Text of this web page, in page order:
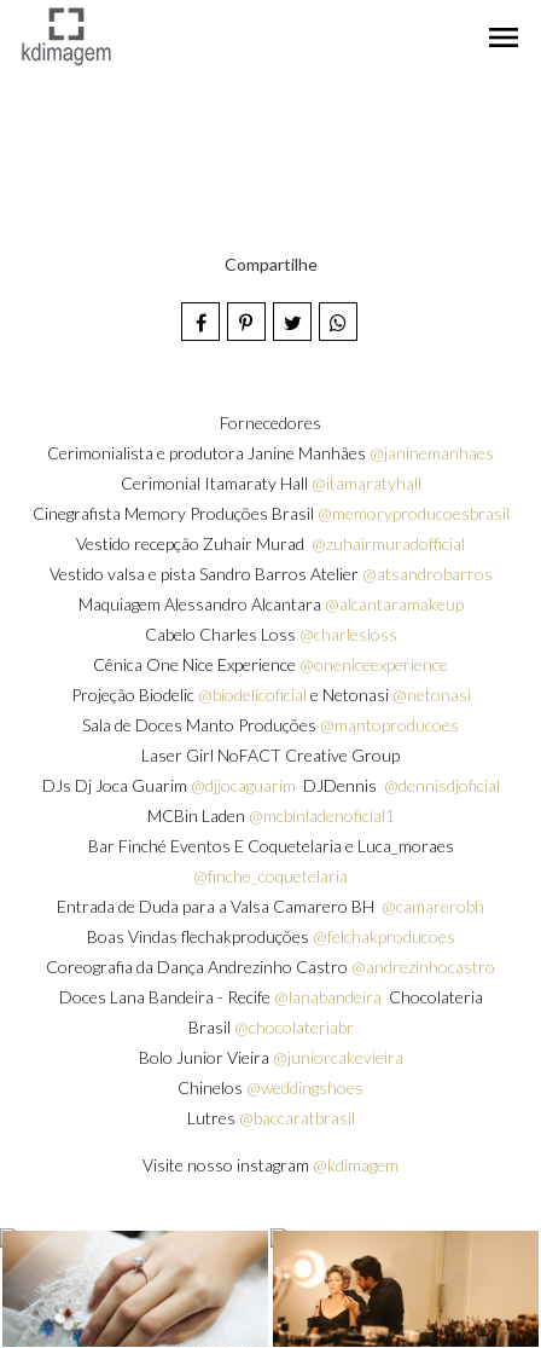
menu
Compartilhe
Fornecedores
Cerimonialista e produtora Janine Manhães @janinemanhaes
Cerimonial Itamaraty Hall @itamaratyhall
Cinegrafista Memory Produções Brasil @memoryproducoesbrasil
Vestido recepção Zuhair Murad @zuhairmuradofficial
Vestido valsa e pista Sandro Barros Atelier @atsandrobarros
Maquiagem Alessandro Alcantara @alcantaramakeup
Cabelo Charles Loss @charlesloss
Cênica One Nice Experience @oneniceexperience
Projeção Biodelic @biodelicoficial e Netonasi @netonasi
Sala de Doces Manto Produções @mantoproducoes
Laser Girl NoFACT Creative Group
DJs Dj Joca Guarim @djjocaguarim DJDennis @dennisdjoficial
MCBin Laden @mcbinladenoficial1
Bar Finché Eventos E Coquetelaria e Luca_moraes
@finche_coquetelaria
Entrada de Duda para a Valsa Camarero BH @camarerobh
Boas Vindas flechakproduções @felchakproducoes
Coreografia da Dança Andrezinho Castro @andrezinhocastro
Doces Lana Bandeira - Recife @lanabandeira Chocolateria
Brasil @chocolateriabr
Bolo Junior Vieira @juniorcakevieira
Chinelos @weddingshoes
Lutres @baccaratbrasil
Visite nosso instagram @kdimagem